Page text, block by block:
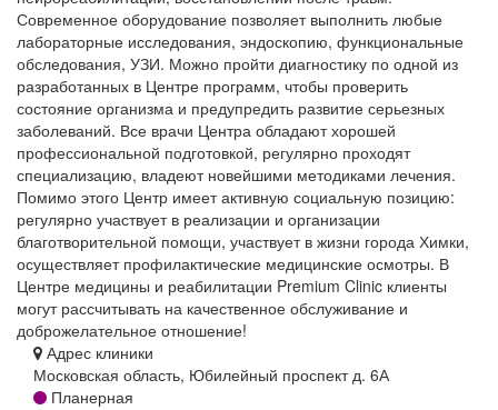
Современное оборудование позволяет выполнить любые
лабораторные исследования, эндоскопию, функциональные
обследования, УЗИ. Можно пройти диагностику по одной из
разработанных в Центре программ, чтобы проверить
состояние организма и предупредить развитие серьезных
заболеваний. Все врачи Центра обладают хорошей
профессиональной подготовкой, регулярно проходят
специализацию, владеют новейшими методиками лечения.
Помимо этого Центр имеет активную социальную позицию:
регулярно участвует в реализации и организации
благотворительной помощи, участвует в жизни города Химки,
осуществляет профилактические медицинские осмотры. В
Центре медицины и реабилитации Premium Clinic клиенты
могут рассчитывать на качественное обслуживание и
доброжелательное отношение!
Адрес клиники
Московская область, Юбилейный проспект д. 6А
Планерная